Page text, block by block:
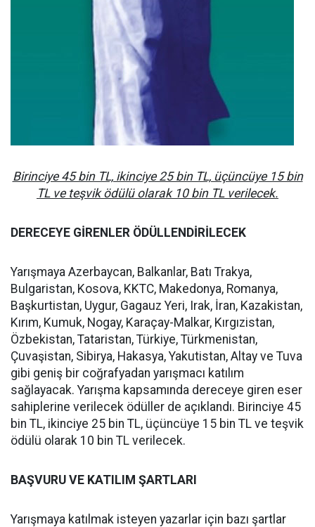
Birinciye 45 bin TL, ikinciye 25 bin TL, üçüncüye 15 bin
TL ve teşvik ödülü olarak 10 bin TL verilecek.
DERECEYE GİRENLER ÖDÜLLENDİRİLECEK
Yarışmaya Azerbaycan, Balkanlar, Batı Trakya,
Bulgaristan, Kosova, KKTC, Makedonya, Romanya,
Başkurtistan, Uygur, Gagauz Yeri, Irak, İran, Kazakistan,
Kırım, Kumuk, Nogay, Karaçay-Malkar, Kırgızistan,
Özbekistan, Tataristan, Türkiye, Türkmenistan,
Çuvaşistan, Sibirya, Hakasya, Yakutistan, Altay ve Tuva
gibi geniş bir coğrafyadan yarışmacı katılım
sağlayacak. Yarışma kapsamında dereceye giren eser
sahiplerine verilecek ödüller de açıklandı. Birinciye 45
bin TL, ikinciye 25 bin TL, üçüncüye 15 bin TL ve teşvik
ödülü olarak 10 bin TL verilecek.
BAŞVURU VE KATILIM ŞARTLARI
Yarışmaya katılmak isteyen yazarlar için bazı şartlar